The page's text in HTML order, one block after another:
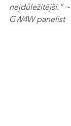
nejdůležitější.“ ~
GW4W panelist